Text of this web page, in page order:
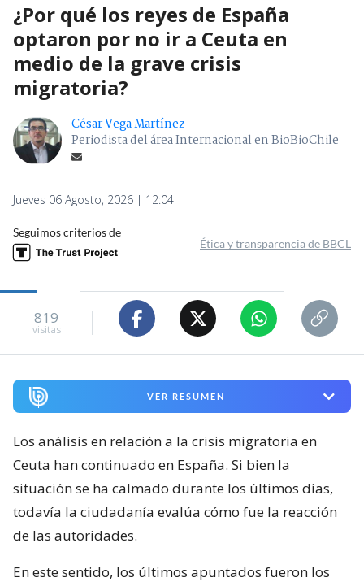
¿Por qué los reyes de España
optaron por no ir a Ceuta en
medio de la grave crisis
migratoria?
César Vega Martínez
Periodista del área Internacional en BioBioChile
Jueves 06 Agosto, 2026 | 12:04
Seguimos criterios de
Ética y transparencia de BBCL
819
visitas
VER RESUMEN
Los análisis en relación a la crisis migratoria en
Ceuta han continuado en España. Si bien la
situación se ha calmado durante los últimos días,
todavía la ciudadanía evalúa cómo fue la reacción
de las autoridades.
En este sentido, los últimos apuntados fueron los